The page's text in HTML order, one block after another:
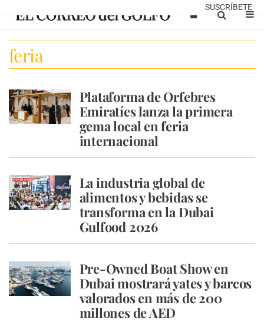
SUSCRÍBETE
feria
Plataforma de Orfebres
Emiratíes lanza la primera
gema local en feria
internacional
La industria global de
alimentos y bebidas se
transforma en la Dubai
Gulfood 2026
Pre-Owned Boat Show en
Dubai mostrará yates y barcos
valorados en más de 200
millones de AED